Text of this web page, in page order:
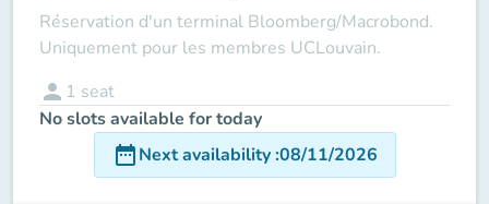
Réservation d'un terminal Bloomberg/Macrobond.
Uniquement pour les membres UCLouvain.
person 1 seat
No slots available for today
date_rangeNext availability:08/11/2026